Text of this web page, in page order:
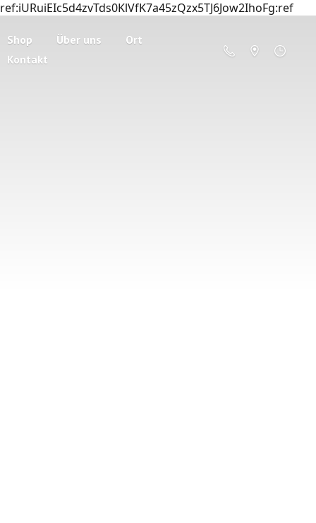
ref:iURuiEIc5d4zvTds0KlVfK7a45zQzx5TJ6Jow2IhoFg:ref
Shop Über uns
Ort
Kontakt